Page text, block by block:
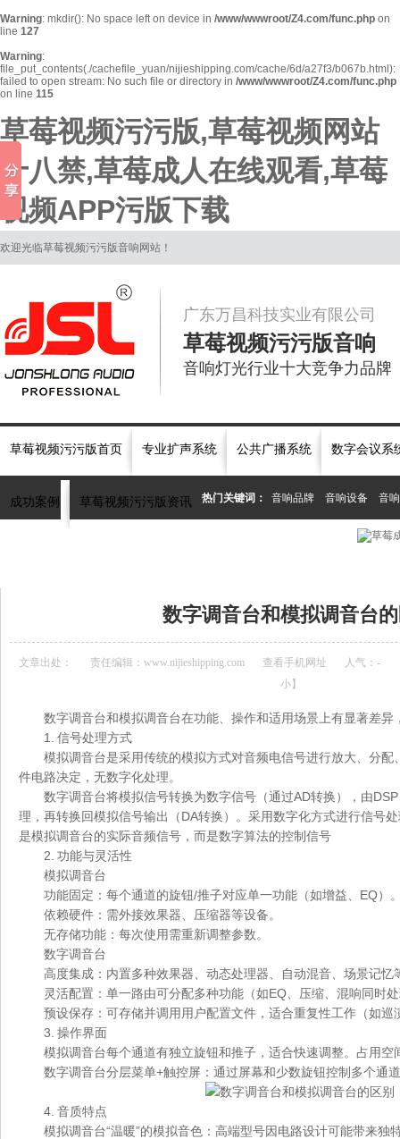
Warning: mkdir(): No space left on device in /www/wwwroot/Z4.com/func.php on
line 127
Warning:
file_put_contents(./cachefile_yuan/nijieshipping.com/cache/6d/a27f3/b067b.html):
failed to open stream: No such file or directory in /www/wwwroot/Z4.com/func.php
on line 115
草莓视频污污版,草莓视频网站
十八禁,草莓成人在线观看,草莓
视频APP污版下载
欢迎光临草莓视频污污版音响网站！
广东万昌科技实业有限公司
草莓视频污污版音响
音响灯光行业十大竞争力品牌
草莓视频污污版首页 专业扩声系统 公共广播系统 数字会议系
成功案例 草莓视频污污版资讯 热门关键词： 音响品牌 音响设备 音
数字调音台和模拟调音台
文章出处： 责任编辑：www.nijieshipping.com 查看手机网址 人气： -
小】
数字调音台和模拟调音台在功能、操作和适用场景上有显著差异
1. 信号处理方式
模拟调音台是采用传统的模拟方式对音频电信号进行放大、分
件电路决定，无数字化处理。
数字调音台将模拟信号转换为数字信号（通过AD转换），由
理，再转换回模拟信号输出（DA转换）。采用数字化方式进行信号
是模拟调音台的实际音频信号，而是数字算法的控制信号
2. 功能与灵活性
模拟调音台
功能固定：每个通道的旋钮/推子对应单一功能（如增益、EQ）
依赖硬件：需外接效果器、压缩器等设备。
无存储功能：每次使用需重新调整参数。
数字调音台
高度集成：内置多种效果器、动态处理器、自动混音、场景记忆
灵活配置：单一路由可分配多种功能（如EQ、压缩、混响同时
预设保存：可存储并调用用户配置文件，适合重复性工作（如巡
3. 操作界面
模拟调音台每个通道有独立旋钮和推子，适合快速调整。占用
数字调音台分层菜单+触控屏：通过屏幕和少数旋钮控制多个通
4. 音质特点
模拟调音台“温暖”的模拟音色：高端型号因电路设计可能带来独